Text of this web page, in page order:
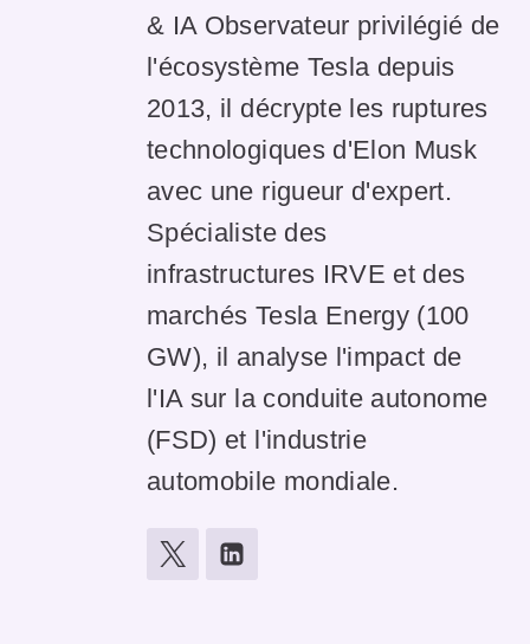
& IA Observateur privilégié de
l'écosystème Tesla depuis
2013, il décrypte les ruptures
technologiques d'Elon Musk
avec une rigueur d'expert.
Spécialiste des
infrastructures IRVE et des
marchés Tesla Energy (100
GW), il analyse l'impact de
l'IA sur la conduite autonome
(FSD) et l'industrie
automobile mondiale.